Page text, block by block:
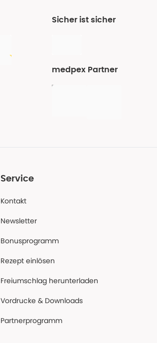
Sicher ist sicher
medpex Partner
Service
Kontakt
Newsletter
Bonusprogramm
Rezept einlösen
Freiumschlag herunterladen
Vordrucke & Downloads
Partnerprogramm